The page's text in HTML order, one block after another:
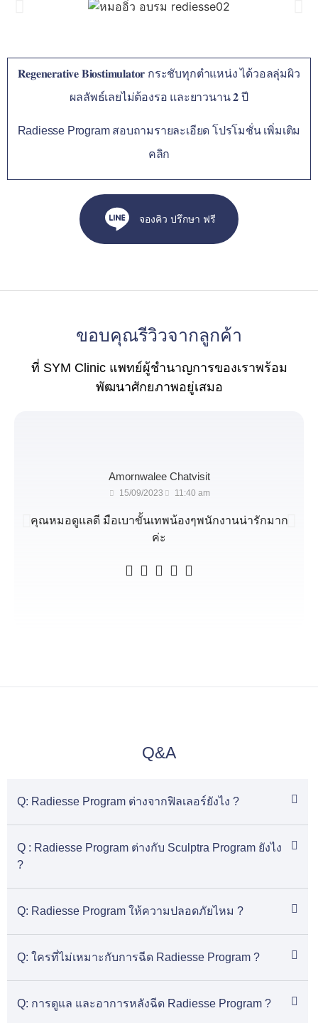
𝐑𝐞𝐠𝐞𝐧𝐞𝐫𝐚𝐭𝐢𝐯𝐞 𝐁𝐢𝐨𝐬𝐭𝐢𝐦𝐮𝐥𝐚𝐭𝐨𝐫 กระชับทุกตำแหน่ง ได้วอลลุ่มผิว
ผลลัพธ์เลยไม่ต้องรอ และยาวนาน 𝟐 ปี
Radiesse Program สอบถามรายละเอียด โปรโมชั่น เพิ่มเติม
คลิก
จองคิว ปรึกษา ฟรี
ขอบคุณรีวิวจากลูกค้า
ที่ SYM Clinic แพทย์ผู้ชำนาญการของเราพร้อม
พัฒนาศักยภาพอยู่เสมอ
Amornwalee Chatvisit
15/09/2023 11:40 am
คุณหมอดูแลดี มือเบาขั้นเทพน้องๆพนักงานน่ารักมาก
ค่ะ
    
Q&A
Q: Radiesse Program ต่างจากฟิลเลอร์ยังไง ?
Q : Radiesse Program ต่างกับ Sculptra Program ยังไง
?
Q: Radiesse Program ให้ความปลอดภัยไหม ?
Q: ใครที่ไม่เหมาะกับการฉีด Radiesse Program ?
Q: การดูแล และอาการหลังฉีด Radiesse Program ?